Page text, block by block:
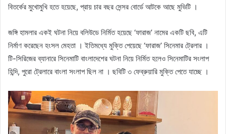
বিতর্কের মুখোমুখি হতে হয়েছে, প্রায় চার বছর সেন্সর বোর্ডে আটকে আছে মুভিটি ।
জঙ্গি হামলার একই ঘটনা নিয়ে বলিউডে নির্মিত হয়েছে ‘ফারাজ’ নামের একটি ছবি, এটি
নির্মাণ করেছেন হংসল মেহতা । ইতিমধ্যে মুক্তি পেয়েছে ‘ফারাজ’ সিনেমার ট্রেলার ।
টি-সিরিজের ব্যানারে সিনেমাটি বাংলাদেশের ঘটনা নিয়ে নির্মিত হলেও সিনেমাটির সংলাপ
হিন্দি, পুরো ট্রেলারে বাংলা সংলাপ ছিল না । ছবিটি ৩ ফেব্রুয়ারি মুক্তি পেতে যাচ্ছে ।